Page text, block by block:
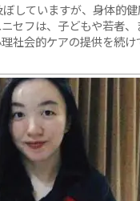
していますが、身体的
セフは、子どもや若者、
社会的ケアの提供を続け